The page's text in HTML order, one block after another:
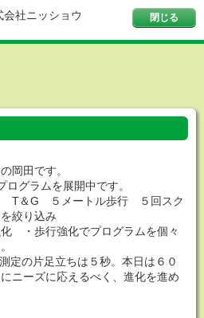
メニュー
岡田です。
グラムを展開中です。
T＆G ５メートル歩行 ５回スク
絞り込み
・歩行強化でプログラムを個々
定の片足立ちは５秒。本日は６０
ニーズに応えるべく、進化を進め
閉じる